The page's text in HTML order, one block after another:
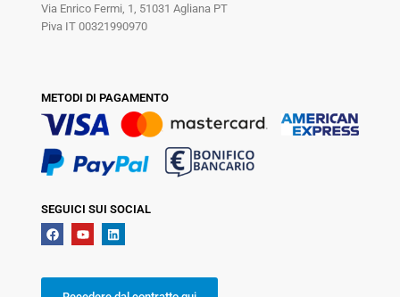
Via Enrico Fermi, 1, 51031 Agliana PT
Piva IT 00321990970
METODI DI PAGAMENTO
SEGUICI SUI SOCIAL